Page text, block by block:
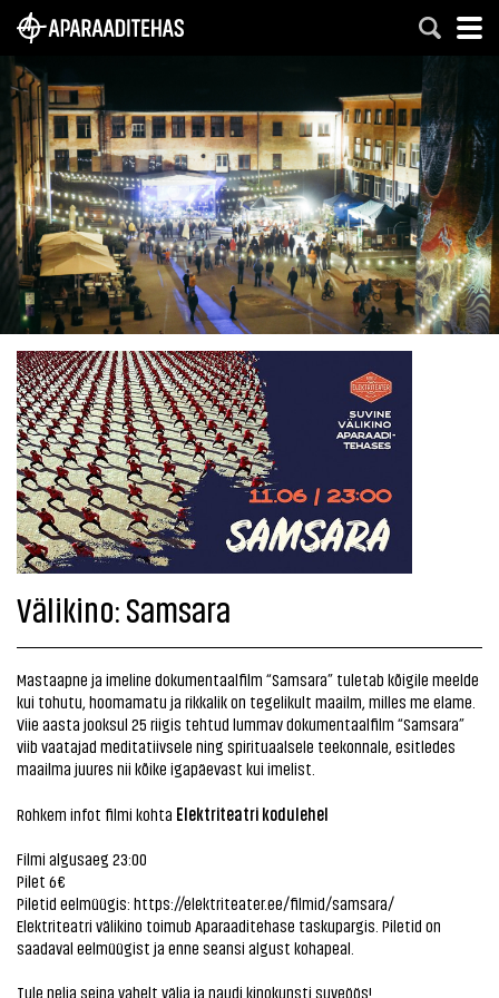
Välikino: Samsara
Mastaapne ja imeline dokumentaalfilm “Samsara” tuletab kõigile meelde
kui tohutu, hoomamatu ja rikkalik on tegelikult maailm, milles me elame.
Viie aasta jooksul 25 riigis tehtud lummav dokumentaalfilm “Samsara”
viib vaatajad meditatiivsele ning spirituaalsele teekonnale, esitledes
maailma juures nii kõike igapäevast kui imelist.
Rohkem infot filmi kohta Elektriteatri kodulehel
Filmi algusaeg 23:00
Pilet 6€
Piletid eelmüügis: https://elektriteater.ee/filmid/samsara/
Elektriteatri välikino toimub Aparaaditehase taskupargis. Piletid on
saadaval eelmüügist ja enne seansi algust kohapeal.
Tule nelja seina vahelt välja ja naudi kinokunsti suveöös!